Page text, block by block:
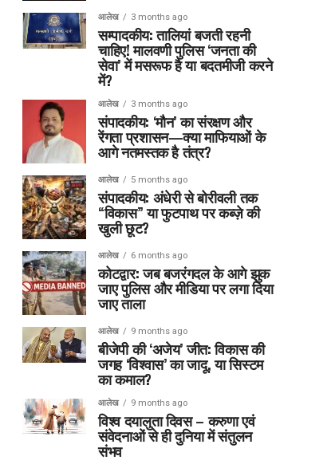
आलेख 3 months ago
सम्पादकीय: तालियां बजती रहनी
चाहिए! मालवणी पुलिस ‘जनता की
सेवा’ में मसरूफ है या बदतमीजी करने
में?
आलेख 3 months ago
संपादकीय: ‘मौन’ का संरक्षण और
रेंगता प्रशासन—क्या माफियाओं के
आगे नतमस्तक है तंत्र?
आलेख 5 months ago
संपादकीय: अंधेरी से बोरीवली तक
“विकास” या फुटपाथ पर कब्ज़े की
खुली छूट?
आलेख 6 months ago
कोटद्वार: जब बजरंगदल के आगे झुक
जाए पुलिस और मीडिया पर लगा दिया
जाए ताला
आलेख 9 months ago
बीजेपी की ‘अजेय’ जीत: विकास की
जगह ‘विश्वास’ का जादू, या सिस्टम
का कमाल?
आलेख 9 months ago
विश्व दयालुता दिवस – करुणा एवं
संवेदनाओं से ही दुनिया में संतुलन
संभव